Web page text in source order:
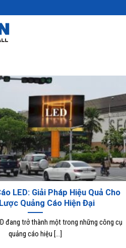
LED: Giải Pháp Hiệu Quả Cho
Quảng Cáo Hiện Đại
đang trở thành một trong những công cụ
quảng cáo hiệu [...]